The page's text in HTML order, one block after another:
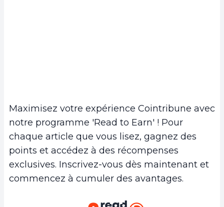
Maximisez votre expérience Cointribune avec
notre programme 'Read to Earn' ! Pour
chaque article que vous lisez, gagnez des
points et accédez à des récompenses
exclusives. Inscrivez-vous dès maintenant et
commencez à cumuler des avantages.